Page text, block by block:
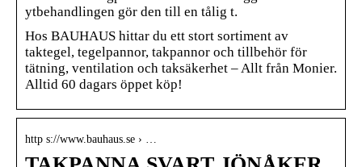
ytbehandlingen gör den till en tålig t.
Hos BAUHAUS hittar du ett stort sortiment av
taktegel, tegelpannor, takpannor och tillbehör för
tätning, ventilation och taksäkerhet – Allt från Monier.
Alltid 60 dagars öppet köp!
http s://www.bauhaus.se › …